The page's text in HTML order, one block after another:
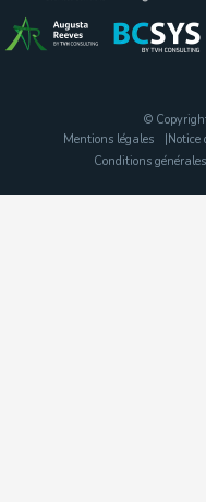
©
Mentions légales
Notice
Conditions